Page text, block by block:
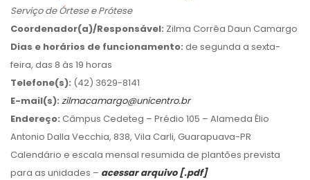
Serviço de Órtese e Prótese
Coordenador(a)/Responsável: Zilma Corrêa Daun Camargo
Dias e horários de funcionamento: de segunda a sexta-
feira, das 8 às 19 horas
Telefone(s): (42) 3629-8141
E-mail(s): zilmacamargo@unicentro.br
Endereço: Câmpus Cedeteg – Prédio 105 – Alameda Élio
Antonio Dalla Vecchia, 838, Vila Carli, Guarapuava-PR
Calendário e escala mensal resumida de plantões prevista
para as unidades – acessar arquivo [.pdf]